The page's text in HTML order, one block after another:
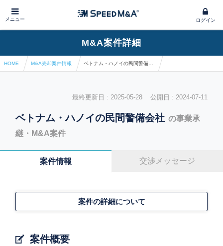
メニュー ログイン
M&A案件詳細
HOME M&A売却案件情報
最終更新日 : 2025-05-28 公開日 : 2024-07-11
ベトナム・ハノイの民間警備会社 の事業承
継・M&A案件
案件情報 交渉メッセージ
案件概要
案件の詳細について